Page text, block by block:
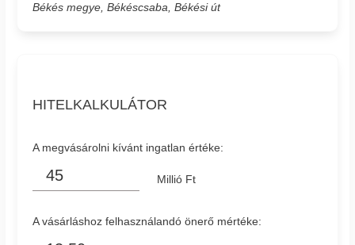
Békés megye, Békéscsaba, Békési út
HITELKALKULÁTOR
A megvásárolni kívánt ingatlan értéke:
Millió Ft
A vásárláshoz felhasználandó önerő mértéke: